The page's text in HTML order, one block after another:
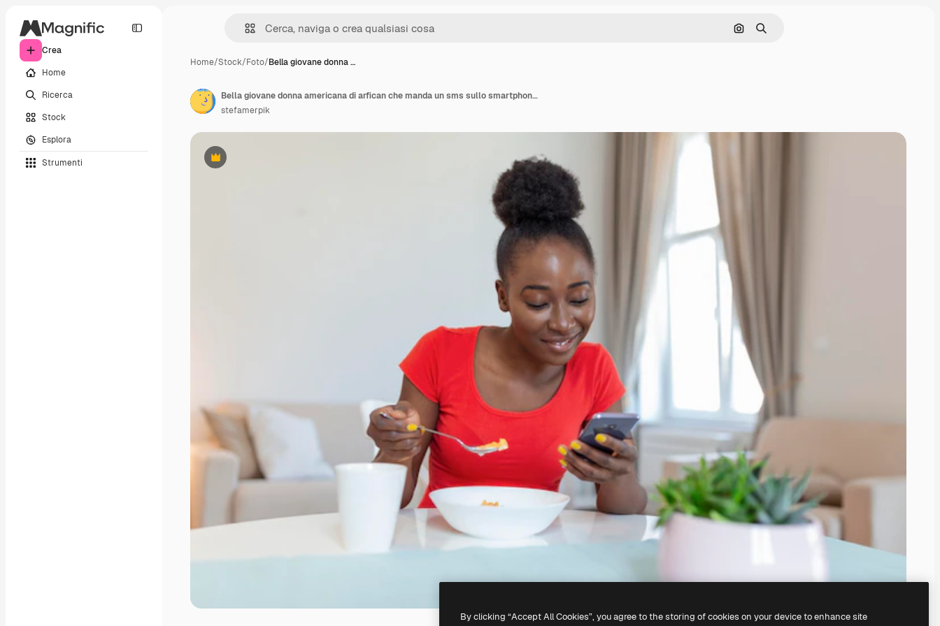
Crea
Home
Ricerca
Stock
Esplora
Strumenti
Cerca per immagine
Ricerca
Home/Stock/Foto/Bella giovane donna …
Premium
Bella giovane donna americana di arfican che manda un sms sullo smartphone a casa Signora allegra che mangia i fiocchi di mais bevendo il caffè del mattino e guardando il suo telefono cellulare
stefamerpik
By clicking “Accept All Cookies”, you agree to the storing of cookies on your device to enhance site